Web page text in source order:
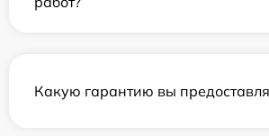
Какую гарантию вы